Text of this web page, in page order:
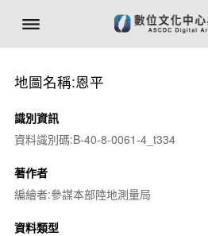
地圖名稱:恩平
識別資訊
資料識別碼:B-40-8-0061-4_t334
著作者
編繪者:參謀本部陸地測量局
資料類型